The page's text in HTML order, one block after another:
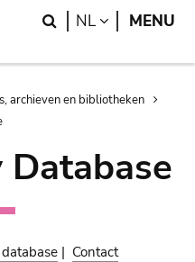
Search
NL LANGUAGE
MENU
archieven en bibliotheken
| Contact